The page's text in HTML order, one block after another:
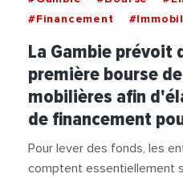
#Financement
La Gambie prévoit
première bourse
mobilières afin
de financement
Pour lever des fonds, les
comptent essentiellement